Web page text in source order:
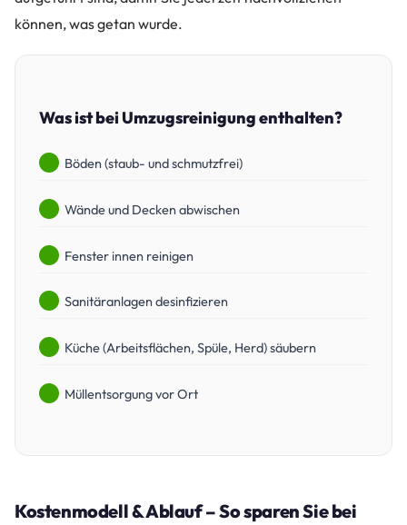
können, was getan wurde.
Was ist bei Umzugsreinigung enthalten?
Böden (staub- und schmutzfrei)
Wände und Decken abwischen
Fenster innen reinigen
Sanitäranlagen desinfizieren
Küche (Arbeitsflächen, Spüle, Herd) säubern
Müllentsorgung vor Ort
Kostenmodell & Ablauf – So sparen Sie bei